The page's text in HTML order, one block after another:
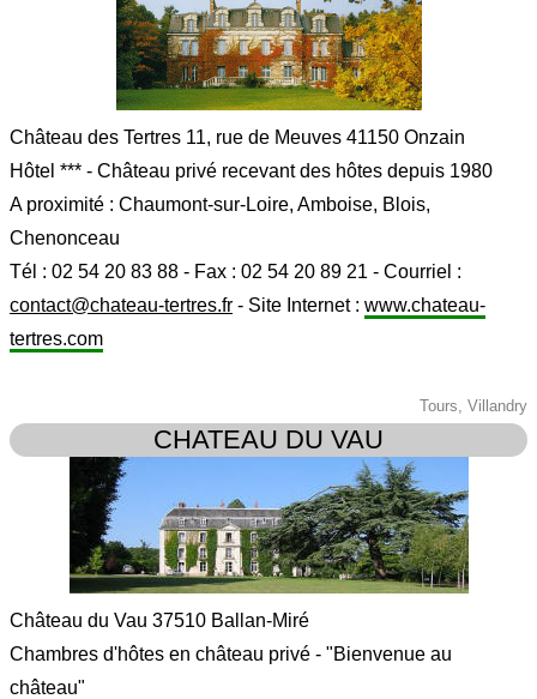
Château des Tertres 11, rue de Meuves 41150 Onzain
Hôtel *** - Château privé recevant des hôtes depuis 1980
A proximité : Chaumont-sur-Loire, Amboise, Blois,
Chenonceau
Tél : 02 54 20 83 88 - Fax : 02 54 20 89 21 - Courriel :
contact@chateau-tertres.fr - Site Internet : www.chateau-
tertres.com
Tours, Villandry
CHATEAU DU VAU
Château du Vau 37510 Ballan-Miré
Chambres d'hôtes en château privé - "Bienvenue au
château"